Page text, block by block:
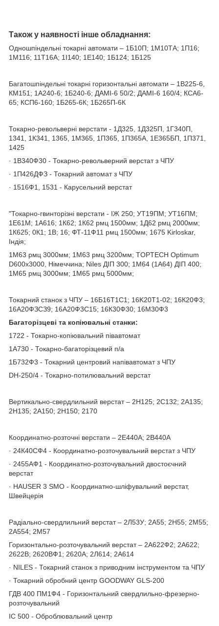
Також у наявності інше обладнання:
Одношпіндельні токарні автомати – 1Б10П; 1М10ТА; 1П16;
1M116; 11T16A; 1І140; 1Е140; 1Б124; 1Б125
Багатошпіндельні токарні горизонтальні автомати – 1В225-6,
КМ151; 1А240-6; 1Б240-6; ДАМІ-6 50/2; ДАМІ-6 160/4; КСА6-
65; КСП6-160; 1Б265-6К; 1Б265П-6К
Токарно-револьверні верстати - 1Д325, 1Д325П, 1Г340П,
1341, 1К341, 1365, 1М365, 1П365, 1П365А, 1Е365БП, 1П371,
1425
· 1В340Ф30 - Токарно-револьверний верстат з ЧПУ
· 1П426ДФЗ - Токарний автомат з ЧПУ
· 1516Ф1, 1531 - Карусельний верстат
"Токарно-гвинторізні верстати - ІЖ 250; УТ19ПМ; УТ16ПМ;
1Е61М; 1А616; 1К62; 1К62 рмц 1500мм; 1Д62 рмц 2000мм;
1К625; 0К1; 1В; 16; ФТ-11Ф11 рмц 1500мм; 1675 Kirloskar,
Індія;
1М63 рмц 3000мм; 1М63 рмц 3200мм; TOPTECH Optimum
D600х3000, Німеччина; Niles ДІП 300; 1М64 (1А64) ДІП 400;
1М65 рмц 3000мм; 1М65 рмц 5000мм;
Токарний станок з ЧПУ – 16Б16Т1C1; 16K20T1-02; 16К20Ф3;
16А20ФЗСЗ9; 16А20Ф3С15; 16К30Ф30; 16М30Ф3
Багаторізцеві та копіювальні станки:
1722 - Токарно-копіювальний півавтомат
1А730 - Токарно-багаторізцевий п/а
1Б732Ф3 - Токарний центровий напівавтомат з ЧПУ
DH-250/4 - Токарно-потилювальний верстат
Вертикально-свердлильний верстат – 2Н125; 2С132; 2А135;
2Н135; 2А150; 2Н150; 2170
Координатно-розточні верстати – 2Е440А; 2В440А
· 24К40СФ4 - Координатно-розточувальний верстат з ЧПУ
· 2455АФ1 - Координатно-розточувальний двостоєчний
верстат
· HAUSER 3 SMO - Координатно-шліфувальний верстат,
Швейцерія
Радіально-свердлильний верстат – 2Л53У; 2А55; 2Н55; 2М55;
2А554; 2М57
Горизонтально-розточувальний верстат – 2А622Ф2; 2А622;
2622В; 2620ВФ1; 2620А; 2Л614; 2А614
· NILES - Токарний станок з приводним інструментом та ЧПУ
· Токарний обробний центр GOODWAY GLS-200
ГДВ 400 ПМ1Ф4 - Горизонтальний свердлильно-фрезерно-
розточувальний
ІС 500 - Оброблювальний центр